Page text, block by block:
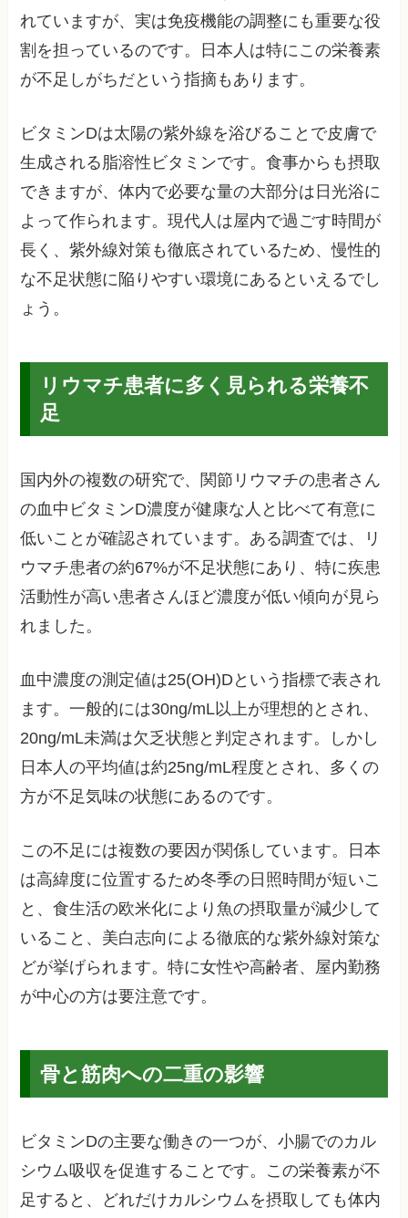
れていますが、実は免疫機能の調整にも重要な役
割を担っているのです。日本人は特にこの栄養素
が不足しがちだという指摘もあります。
ビタミンDは太陽の紫外線を浴びることで皮膚で
生成される脂溶性ビタミンです。食事からも摂取
できますが、体内で必要な量の大部分は日光浴に
よって作られます。現代人は屋内で過ごす時間が
長く、紫外線対策も徹底されているため、慢性的
な不足状態に陥りやすい環境にあるといえるでし
ょう。
リウマチ患者に多く見られる栄養不
足
国内外の複数の研究で、関節リウマチの患者さん
の血中ビタミンD濃度が健康な人と比べて有意に
低いことが確認されています。ある調査では、リ
ウマチ患者の約67%が不足状態にあり、特に疾患
活動性が高い患者さんほど濃度が低い傾向が見ら
れました。
血中濃度の測定値は25(OH)Dという指標で表され
ます。一般的には30ng/mL以上が理想的とされ、
20ng/mL未満は欠乏状態と判定されます。しかし
日本人の平均値は約25ng/mL程度とされ、多くの
方が不足気味の状態にあるのです。
この不足には複数の要因が関係しています。日本
は高緯度に位置するため冬季の日照時間が短いこ
と、食生活の欧米化により魚の摂取量が減少して
いること、美白志向による徹底的な紫外線対策な
どが挙げられます。特に女性や高齢者、屋内勤務
が中心の方は要注意です。
骨と筋肉への二重の影響
ビタミンDの主要な働きの一つが、小腸でのカル
シウム吸収を促進することです。この栄養素が不
足すると、どれだけカルシウムを摂取しても体内